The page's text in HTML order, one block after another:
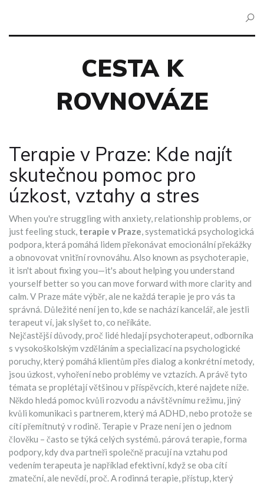
CESTA K
ROVNOVÁZE
Terapie v Praze: Kde najít
skutečnou pomoc pro
úzkost, vztahy a stres
When you're struggling with anxiety, relationship problems, or
just feeling stuck, terapie v Praze,systematická psychologická
podpora, která pomáhá lidem překonávat emocionální překážky
a obnovovat vnitřní rovnováhu. Also known as psychoterapie,
it isn't about fixing you—it's about helping you understand
yourself better so you can move forward with more clarity and
calm.V Praze máte výběr, ale ne každá terapie je pro vás ta
správná. Důležité není jen to, kde se nachází kancelář, ale jestli
terapeut ví, jak slyšet to, co neříkáte.
Nejčastější důvody, proč lidé hledajípsychoterapeut,odborníka
s vysokoškolským vzděláním a specializací na psychologické
poruchy, který pomáhá klientům přes dialog a konkrétní metody,
jsou úzkost, vyhoření nebo problémy ve vztazích. A právě tyto
témata se proplétají většinou v příspěvcích, které najdete níže.
Někdo hledá pomoc kvůli rozvodu a návštěvnímu režimu, jiný
kvůli komunikaci s partnerem, který má ADHD, nebo protože se
cítí přemítnutý v rodině. Terapie v Praze není jen o jednom
člověku – často se týká celých systémů.párová terapie,forma
podpory, kdy dva partneři společně pracují na vztahu pod
vedením terapeuta je například efektivní, když se oba cítí
zmateční, ale nevědí, proč. Arodinná terapie,přístup, který